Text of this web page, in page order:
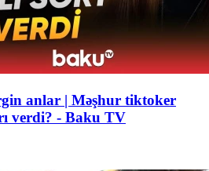
anlar | Məşhur tiktoker
verdi? - Baku TV